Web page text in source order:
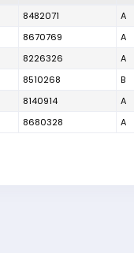
8482071 A
8670769 A
8226326 A
8510268 B
8140914 A
8680328 A